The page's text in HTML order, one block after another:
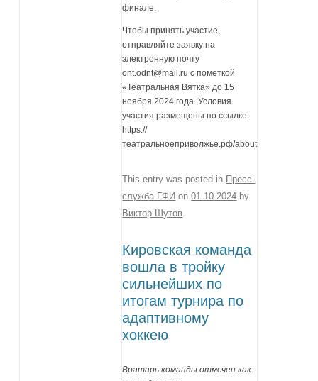
финале.
Чтобы принять участие,
отправляйте заявку на
электронную почту
ont.odnt@mail.ru с пометкой
«Театральная Вятка» до 15
ноября 2024 года. Условия
участия размещены по ссылке:
https://
театральноеприволжье.рф/about
This entry was posted in Пресс-
служба ГФИ on01.10.2024 by
Виктор Шутов
Кировская команда
вошла в тройку
сильнейших по
итогам турнира по
адаптивному
хоккею
Вратарь команды отмечен как